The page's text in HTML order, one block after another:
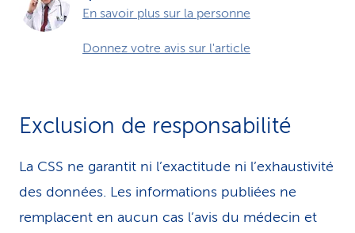
En savoir plus sur la personne
Donnez votre avis sur l'article
Exclusion de responsabilité
La CSS ne garantit ni l’exactitude ni l’exhaustivité
des données. Les infor­ma­tions publiées ne
remplacent en aucun cas l’avis du médecin et